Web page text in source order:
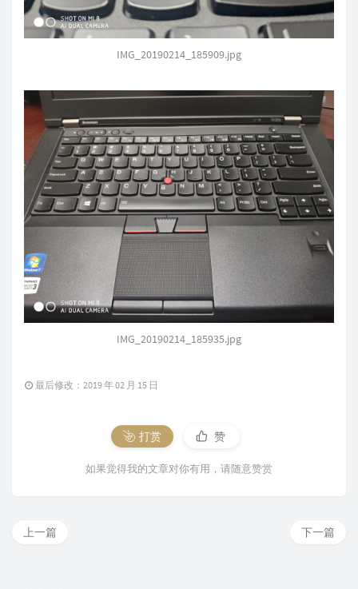
IMG_20190214_185909.jpg
IMG_20190214_185935.jpg
最后修改：2019 年 02 月 15 日
打赏 赞
如果觉得我的文章对你有用，请随意赞赏
下一篇
上一篇